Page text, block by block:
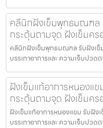
คลีนิกฝังเข็มพุทธมณฑล
กระตุ้นตามจุด ฝังเข็มค
คลีนิกฝังเข็มพุทธมณฑล รับฝังเข็
บรรเทาอาการและ ความเจ็บปว
ฝังเข็มแก้อาการหนองแ
กระตุ้นตามจุด ฝังเข็มค
ฝังเข็มแก้อาการหนองแขม รับฝัง
บรรเทาอาการและ ความเจ็บปว